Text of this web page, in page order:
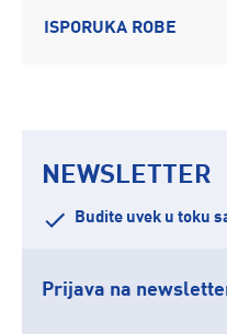
ISPORUKA ROBE
NEWSLETTER
Budite uvek u toku
Prijava na